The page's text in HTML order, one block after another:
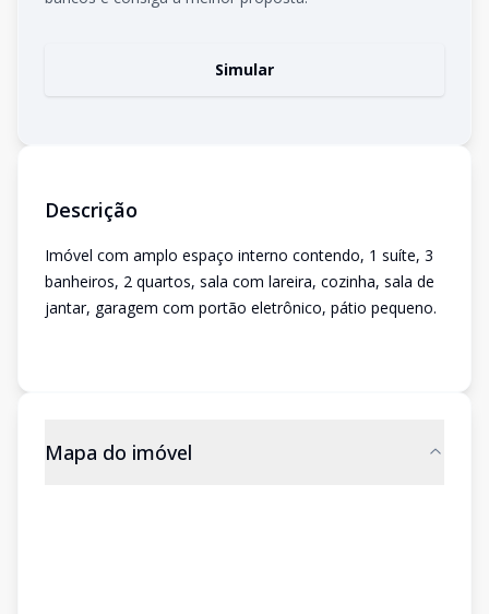
Simular
Descrição
Imóvel com amplo espaço interno contendo, 1 suíte, 3
banheiros, 2 quartos, sala com lareira, cozinha, sala de
jantar, garagem com portão eletrônico, pátio pequeno.
Mapa do imóvel